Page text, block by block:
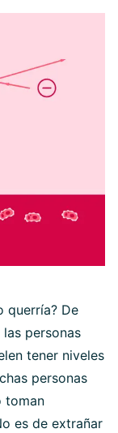
querría? De
personas
tener niveles
personas
toman
es de extrañar